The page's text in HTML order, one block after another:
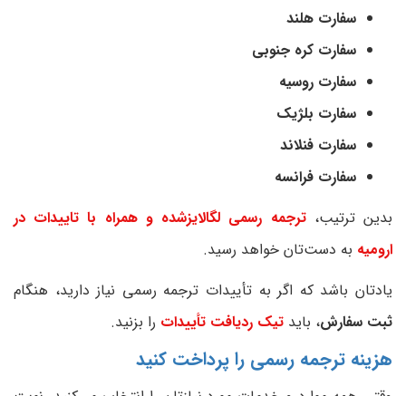
سفارت هلند
سفارت کره جنوبی
سفارت روسیه
سفارت بلژیک
سفارت فنلاند
سفارت فرانسه
بدین ترتیب،ترجمه رسمی لگالایزشده و همراه با تاییدات در
ارومیه به دست‌تان خواهد رسید.
یادتان باشد که اگر به تأییدات ترجمه رسمی نیاز دارید، هنگام
ثبت سفارش، باید تیک ردیافت تأییدات را بزنید.
هزینه ترجمه رسمی را پرداخت کنید